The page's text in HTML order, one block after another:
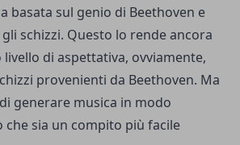
basata sul genio di Beethoven e
schizzi. Questo lo rende ancora
livello di aspettativa, ovviamente,
provenienti da Beethoven. Ma
generare musica in modo
sia un compito più facile